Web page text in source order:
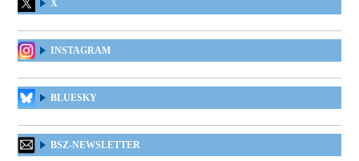
X
INSTAGRAM
BLUESKY
BSZ-NEWSLETTER